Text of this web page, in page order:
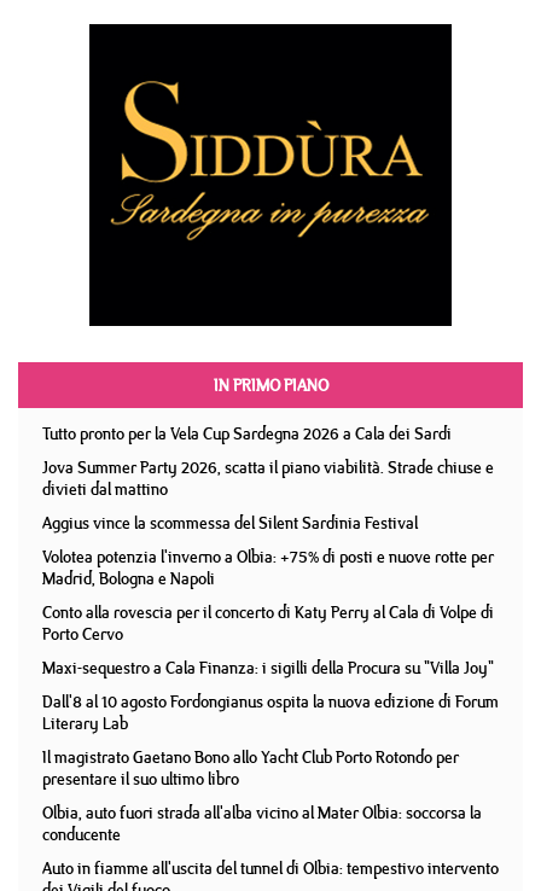
IN PRIMO PIANO
Tutto pronto per la Vela Cup Sardegna 2026 a Cala dei Sardi
Jova Summer Party 2026, scatta il piano viabilità. Strade chiuse e
divieti dal mattino
Aggius vince la scommessa del Silent Sardinia Festival
Volotea potenzia l'inverno a Olbia: +75% di posti e nuove rotte per
Madrid, Bologna e Napoli
Conto alla rovescia per il concerto di Katy Perry al Cala di Volpe di
Porto Cervo
Maxi-sequestro a Cala Finanza: i sigilli della Procura su "Villa Joy"
Dall'8 al 10 agosto Fordongianus ospita la nuova edizione di Forum
Literary Lab
Il magistrato Gaetano Bono allo Yacht Club Porto Rotondo per
presentare il suo ultimo libro
Olbia, auto fuori strada all'alba vicino al Mater Olbia: soccorsa la
conducente
Auto in fiamme all'uscita del tunnel di Olbia: tempestivo intervento